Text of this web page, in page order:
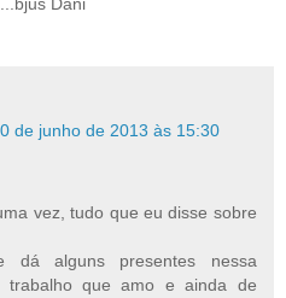
de junho de 2013 às 15:30
vez, tudo que eu disse sobre
dá alguns presentes nessa
trabalho que amo e ainda de